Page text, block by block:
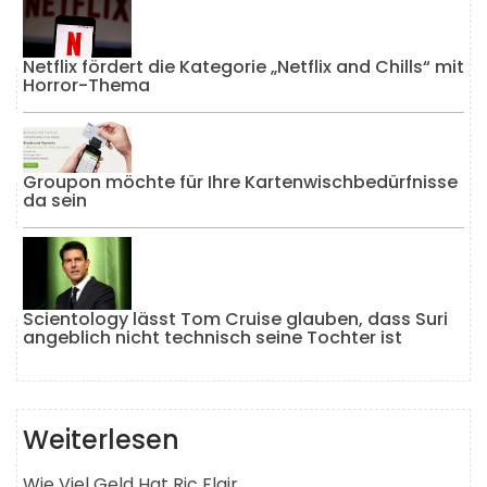
Netflix fördert die Kategorie „Netflix and Chills“ mit
Horror-Thema
Groupon möchte für Ihre Kartenwischbedürfnisse
da sein
Scientology lässt Tom Cruise glauben, dass Suri
angeblich nicht technisch seine Tochter ist
Weiterlesen